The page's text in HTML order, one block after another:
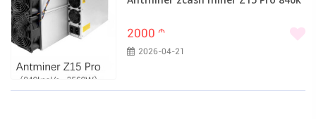
2000 m
2026-04-21